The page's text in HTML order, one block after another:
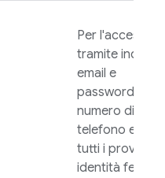
Per l'accesso
tramite
email e
password o
numero di
telefono e per
tutti i provider
identità